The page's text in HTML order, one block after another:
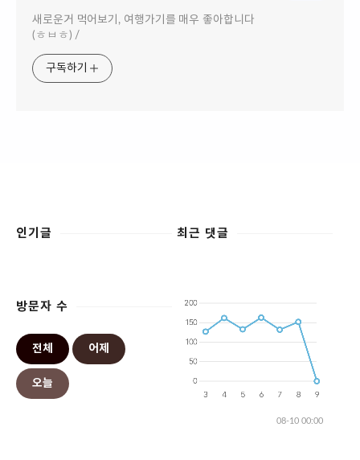
새로운거 먹어보기, 여행가기를 매우 좋아합니다
(ㅎㅂㅎ) /
구독하기
인기글 최근 댓글
방문자 수
전체 어제
오늘
08-10 00:00